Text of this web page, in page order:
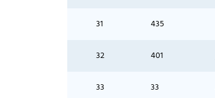
31 435
32 401
33 33